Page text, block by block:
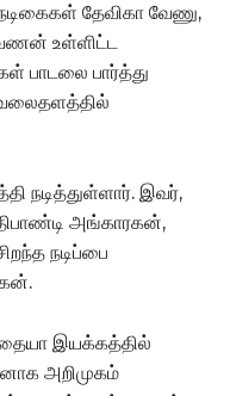
தேவிகா வேணு,
உள்ளிட்ட
பாடலை பார்த்து
வலைதளத்தில்
நடித்துள்ளார். இவர்,
அங்காரகன்,
நடிப்பை
இயக்கத்தில்
அறிமுகம்